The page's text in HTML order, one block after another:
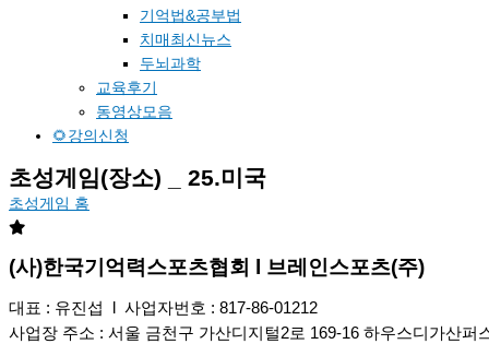
기억법&공부법
치매최신뉴스
두뇌과학
교육후기
동영상모음
🌻강의신청
초성게임(장소) _ 25.미국
초성게임 홈
(사)한국기억력스포츠협회 l 브레인스포츠(주)
대표 : 유진섭 l 사업자번호 : 817-86-01212
사업장 주소 : 서울 금천구 가산디지털2로 169-16 하우스디가산퍼